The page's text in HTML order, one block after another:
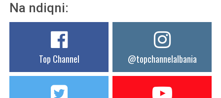
Na ndiqni:
Top Channel @topchannelalbania